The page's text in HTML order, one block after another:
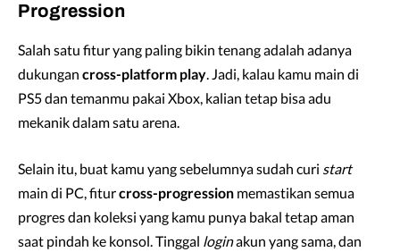
Progression
Salah satu fitur yang paling bikin tenang adalah adanya
dukungan cross-platform play. Jadi, kalau kamu main di
PS5 dan temanmu pakai Xbox, kalian tetap bisa adu
mekanik dalam satu arena.
Selain itu, buat kamu yang sebelumnya sudah curi start
main di PC, fiturcross-progression memastikan semua
progres dan koleksi yang kamu punya bakal tetap aman
saat pindah ke konsol. Tinggal loginakun yang sama, dan